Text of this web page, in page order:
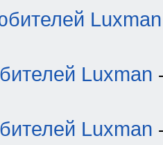
Luxman
Luxman
Luxman